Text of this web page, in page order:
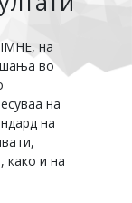
на
во
на
на
како и на